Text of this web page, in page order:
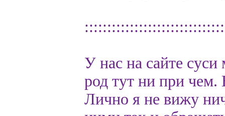
У нас на сайте
род тут ни при чем.
Лично я не вижу